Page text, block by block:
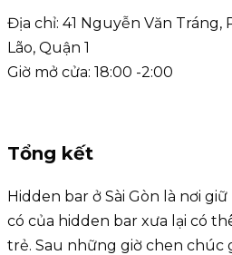
Địa chỉ: 41 Nguyễn Văn Tráng,
Lão, Quận 1
Giờ mở cửa: 18:00 -2:00
Tổng kết
Hidden bar ở Sài Gòn là nơi
có của hidden bar xưa lại có
trẻ. Sau những giờ chen chúc